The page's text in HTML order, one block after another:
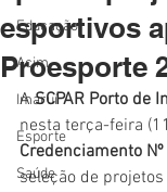
Educação
Acim
Imaruí
Esporte
Saúde
esportivos
Proesporte
A SCPAR Porto de
nesta terça-feira
Credenciamento
seleção de